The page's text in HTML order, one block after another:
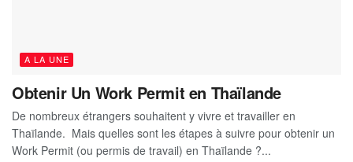
A LA UNE
Obtenir Un Work Permit en Thaïlande
De nombreux étrangers souhaitent y vivre et travailler en
Thaïlande. Mais quelles sont les étapes à suivre pour obtenir un
Work Permit (ou permis de travail) en Thaïlande ?...